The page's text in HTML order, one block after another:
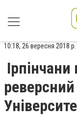
10:18, 26 вересня 2018 р.